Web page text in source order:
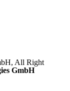
All Right
GmbH